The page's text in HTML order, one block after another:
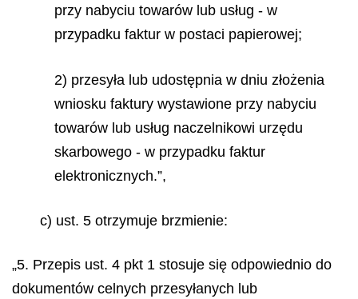
przy nabyciu towarów lub usług - w
przypadku faktur w postaci papierowej;
2) przesyła lub udostępnia w dniu złożenia
wniosku faktury wystawione przy nabyciu
towarów lub usług naczelnikowi urzędu
skarbowego - w przypadku faktur
elektronicznych.”,
c) ust. 5 otrzymuje brzmienie:
„5. Przepis ust. 4 pkt 1 stosuje się odpowiednio do
dokumentów celnych przesyłanych lub